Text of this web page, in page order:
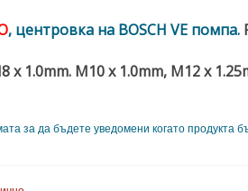
, центровка на BOSCH VE помпа.
x 1.0mm. M10 x 1.0mm, M12 x
за да бъдете уведомени когато продукта